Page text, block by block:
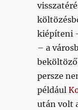
kiépíteni
– a
persze
például
után volt